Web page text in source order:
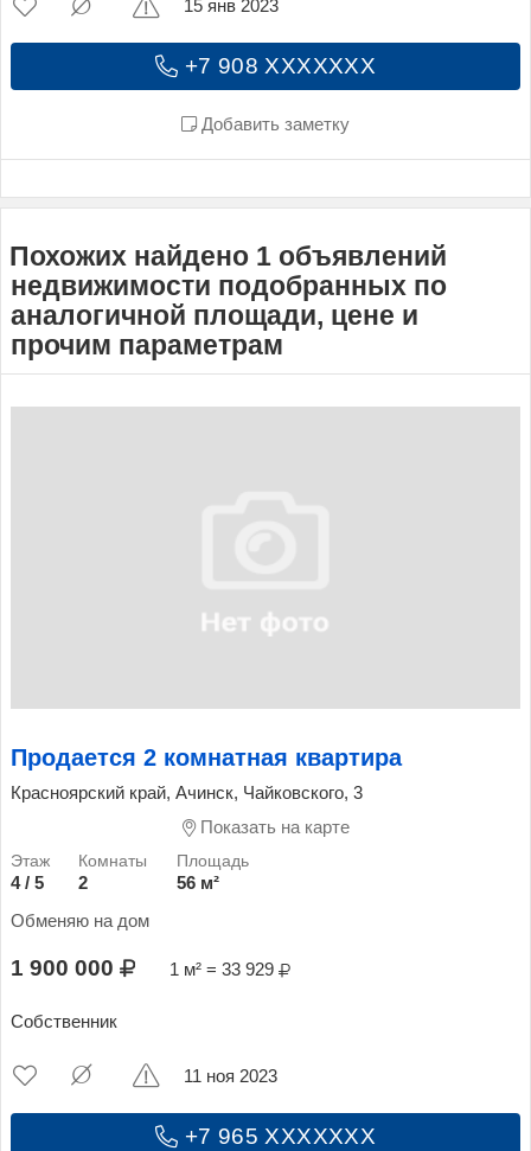
+7 908 XXXXXXX
Добавить заметку
15 янв 2023
Похожих найдено 1 объявлений
недвижимости подобранных по
аналогичной площади, цене и
прочим параметрам
Продается 2 комнатная квартира
Красноярский край, Ачинск, Чайковского, 3
Показать на карте
4 / 5 2
56 м²
Обменяю на дом
1 900 000 1 м² = 33 929
Собственник
+7 965 XXXXXXX
11 ноя 2023